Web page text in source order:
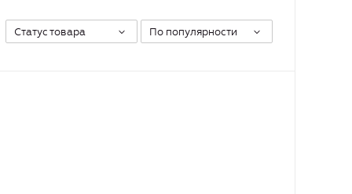
Статус товара По популярности